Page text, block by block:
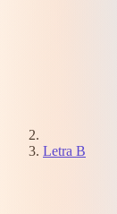
Letra B